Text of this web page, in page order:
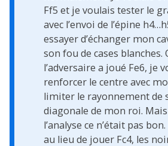
Ff5 et je voulais tester le
avec l’envoi de l’épine
essayer d’échanger mon
son fou de cases blanches.
l’adversaire a joué Fe6, je
renforcer le centre avec
limiter le rayonnement de
diagonale de mon roi. Mais
l’analyse ce n’était pas
au lieu de jouer Fc4, les